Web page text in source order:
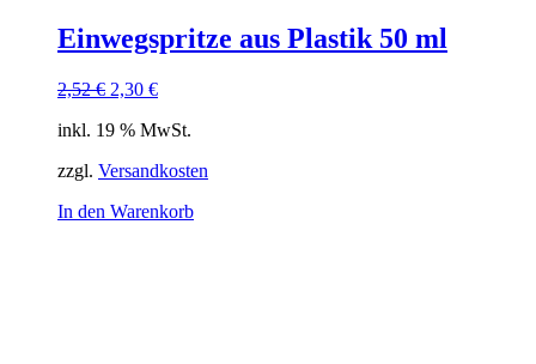
Einwegspritze aus Plastik 50 ml
2,52€ Ursprünglicher
war:
2,30 €Aktueller
ist:
inkl. 19 % MwSt.
zzgl. Versandkosten
In den Warenkorb